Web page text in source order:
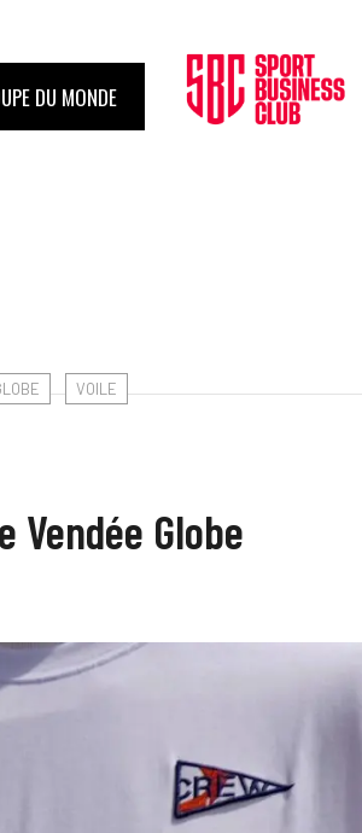
DU MONDE
VOILE
Vendée Globe